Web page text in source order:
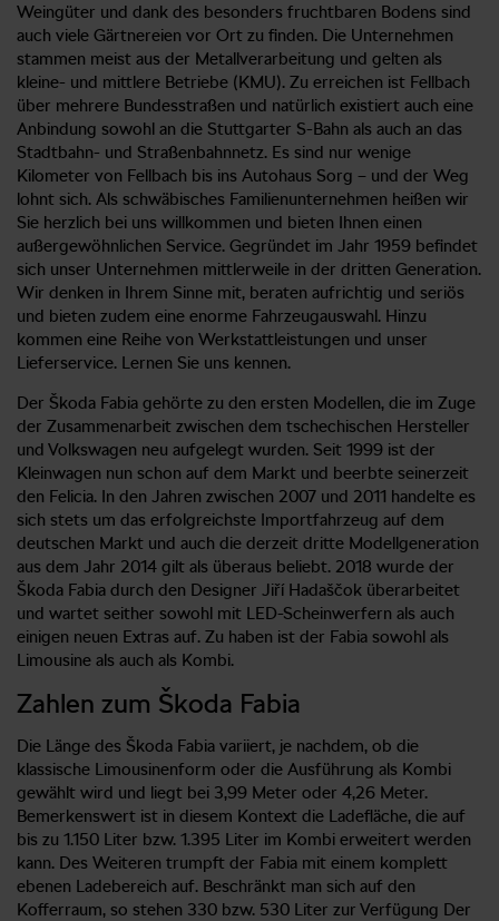
Weingüter und dank des besonders fruchtbaren Bodens sind
auch viele Gärtnereien vor Ort zu finden. Die Unternehmen
stammen meist aus der Metallverarbeitung und gelten als
kleine- und mittlere Betriebe (KMU). Zu erreichen ist Fellbach
über mehrere Bundesstraßen und natürlich existiert auch eine
Anbindung sowohl an die Stuttgarter S-Bahn als auch an das
Stadtbahn- und Straßenbahnnetz. Es sind nur wenige
Kilometer von Fellbach bis ins Autohaus Sorg – und der Weg
lohnt sich. Als schwäbisches Familienunternehmen heißen wir
Sie herzlich bei uns willkommen und bieten Ihnen einen
außergewöhnlichen Service. Gegründet im Jahr 1959 befindet
sich unser Unternehmen mittlerweile in der dritten Generation.
Wir denken in Ihrem Sinne mit, beraten aufrichtig und seriös
und bieten zudem eine enorme Fahrzeugauswahl. Hinzu
kommen eine Reihe von Werkstattleistungen und unser
Lieferservice. Lernen Sie uns kennen.
Der Škoda Fabia gehörte zu den ersten Modellen, die im Zuge
der Zusammenarbeit zwischen dem tschechischen Hersteller
und Volkswagen neu aufgelegt wurden. Seit 1999 ist der
Kleinwagen nun schon auf dem Markt und beerbte seinerzeit
den Felicia. In den Jahren zwischen 2007 und 2011 handelte es
sich stets um das erfolgreichste Importfahrzeug auf dem
deutschen Markt und auch die derzeit dritte Modellgeneration
aus dem Jahr 2014 gilt als überaus beliebt. 2018 wurde der
Škoda Fabia durch den Designer Jiří Hadaščok überarbeitet
und wartet seither sowohl mit LED-Scheinwerfern als auch
einigen neuen Extras auf. Zu haben ist der Fabia sowohl als
Limousine als auch als Kombi.
Zahlen zum Škoda Fabia
Die Länge des Škoda Fabia variiert, je nachdem, ob die
klassische Limousinenform oder die Ausführung als Kombi
gewählt wird und liegt bei 3,99 Meter oder 4,26 Meter.
Bemerkenswert ist in diesem Kontext die Ladefläche, die auf
bis zu 1.150 Liter bzw. 1.395 Liter im Kombi erweitert werden
kann. Des Weiteren trumpft der Fabia mit einem komplett
ebenen Ladebereich auf. Beschränkt man sich auf den
Kofferraum, so stehen 330 bzw. 530 Liter zur Verfügung Der